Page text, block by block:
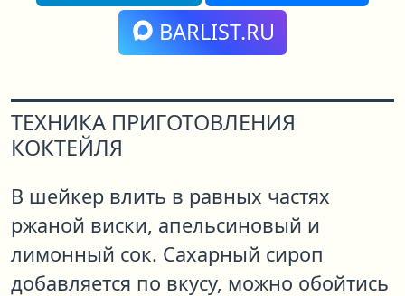
BARLIST.RU
ТЕХНИКА ПРИГОТОВЛЕНИЯ
КОКТЕЙЛЯ
В шейкер влить в равных частях
ржаной виски, апельсиновый и
лимонный сок. Сахарный сироп
добавляется по вкусу, можно обойтись